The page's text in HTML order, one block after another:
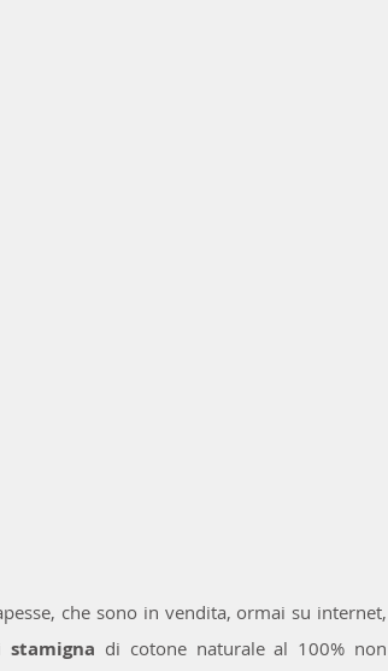
che sono in vendita, ormai su internet,
stamigna di cotone naturale al 100% non